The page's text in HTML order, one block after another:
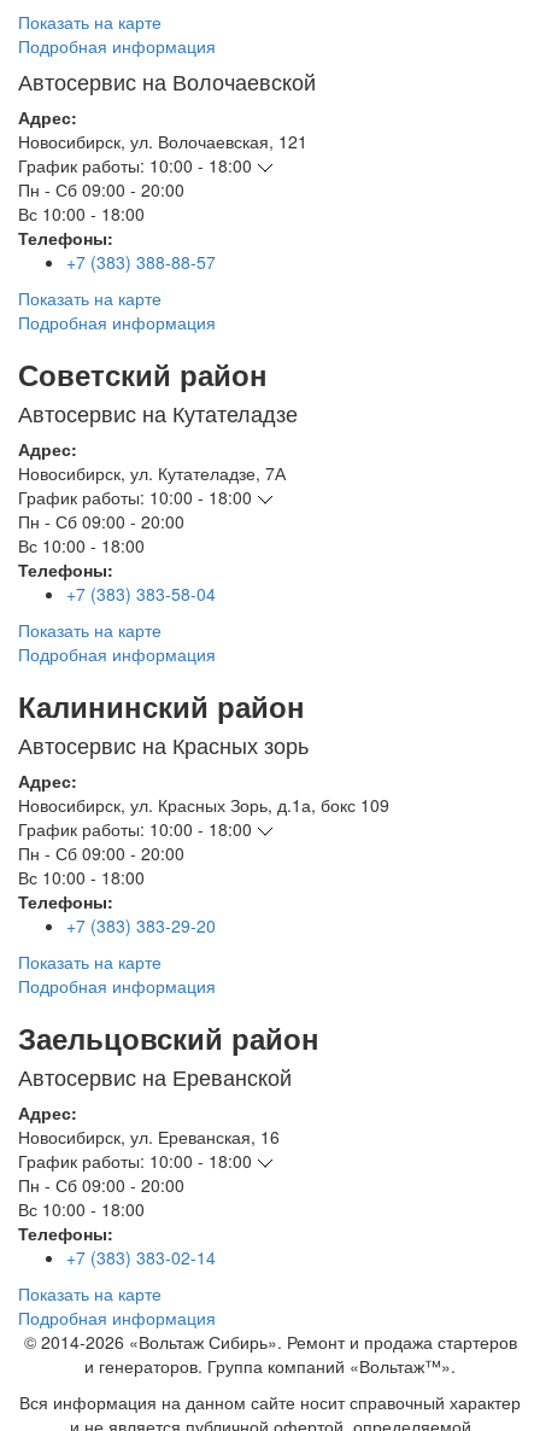
Показать на карте
Подробная информация
Автосервис на Волочаевской
Адрес:
Новосибирск, ул. Волочаевская, 121
График работы: 10:00 - 18:00
Пн - Сб 09:00 - 20:00
Вс 10:00 - 18:00
Телефоны:
+7 (383) 388-88-57
Показать на карте
Подробная информация
Советский район
Автосервис на Кутателадзе
Адрес:
Новосибирск, ул. Кутателадзе, 7А
График работы: 10:00 - 18:00
Пн - Сб 09:00 - 20:00
Вс 10:00 - 18:00
Телефоны:
+7 (383) 383-58-04
Показать на карте
Подробная информация
Калининский район
Автосервис на Красных зорь
Адрес:
Новосибирск, ул. Красных Зорь, д.1а, бокс 109
График работы: 10:00 - 18:00
Пн - Сб 09:00 - 20:00
Вс 10:00 - 18:00
Телефоны:
+7 (383) 383-29-20
Показать на карте
Подробная информация
Заельцовский район
Автосервис на Ереванской
Адрес:
Новосибирск, ул. Ереванская, 16
График работы: 10:00 - 18:00
Пн - Сб 09:00 - 20:00
Вс 10:00 - 18:00
Телефоны:
+7 (383) 383-02-14
Показать на карте
Подробная информация
© 2014-2026 «Вольтаж Сибирь». Ремонт и продажа стартеров
и генераторов. Группа компаний «Вольтаж™».
Вся информация на данном сайте носит справочный характер